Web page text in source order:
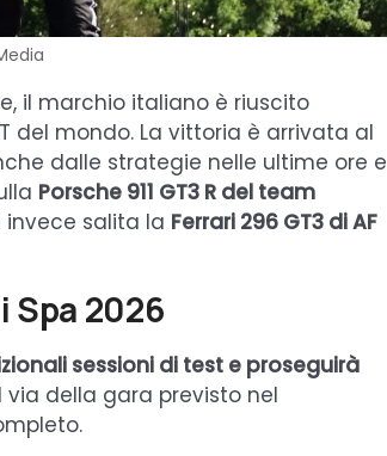
il marchio italiano è riuscito
del mondo. La vittoria è arrivata al
dalle strategie nelle ultime ore e
Porsche 911 GT3 R del team
invece salita la Ferrari 296 GT3 di AF
Spa 2026
sessioni di test e proseguirà
della gara previsto nel